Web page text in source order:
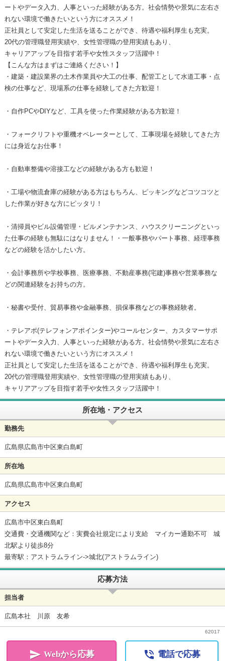
ートやデータ入力、人事といった経験がある方。社会情勢や景気に左右さ
れない環境で働きたいという方にオススメ！
正社員として安定した生活を送ることができ、待遇や福利厚生も充実。
20代の管理職登用実績や、女性管理職の登用実績もあり、
キャリアアップを目指す若手や女性スタッフ活躍中！
【こんな方はまずはご連絡ください！】
・建築・建設業界の土木作業員や大工の仕事、配管工として水道工事・点
検の仕事など、現場系の仕事を経験してきた方歓迎！
・自作PCやDIYなど、工具を使った作業経験がある方歓迎！
・フォークリフトや重機オペレーターとして、工事現場を経験してきた方
には身近なお仕事！
・自動車整備や溶接工などの経験がある方も歓迎！
・工場や物流倉庫の経験がある方はもちろん、ピッキングなどコツコツと
した作業が好きな方にピッタリ！
・清掃員やビル設備管理・ビルメンテナンス、ハウスクリーニングといっ
た仕事の経験も無駄にはなりません！・一般事務やパート事務、経理事務
などの経験を活かしたい方。
・会計事務所や学校事務、医療事務、不動産事務(宅建)事務や営業事務な
どの関連経験をお持ちの方。
・秘書や受付、貿易事務や金融事務、損保事務などの事務経験者。
・テレアポ(テレフォンアポインター)やコールセンター、カスタマーサポ
ートやデータ入力、人事といった経験がある方。社会情勢や景気に左右さ
れない環境で働きたいという方にオススメ！
正社員として安定した生活を送ることができ、待遇や福利厚生も充実。
20代の管理職登用実績や、女性管理職の登用実績もあり、
キャリアアップを目指す若手や女性スタッフ活躍中！
所在地・アクセス
勤務先
広島県広島市中区東白島町
所在地
広島県広島市中区東白島町
アクセス
広島市中区東白島町
交通費・交通機関など：実費会社規定により支給 マイカー通勤不可 城
北駅より徒歩8分
最寄駅：アストラムライン->城北(アストラムライン)
応募方法
担当者
広島本社 川原 友希
62017
 Webから応募  電話で応募